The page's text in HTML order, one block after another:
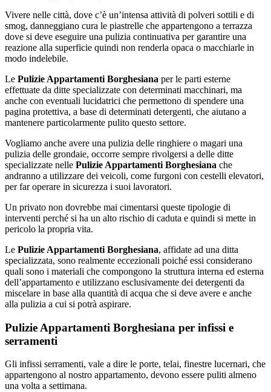
Vivere nelle città, dove c’è un’intensa attività di polveri sottili e di
smog, danneggiano cura le piastrelle che appartengono a terrazza
dove si deve eseguire una pulizia continuativa per garantire una
reazione alla superficie quindi non renderla opaca o macchiarle in
modo indelebile.
Le Pulizie Appartamenti Borghesiana per le parti esterne
effettuate da ditte specializzate con determinati macchinari, ma
anche con eventuali lucidatrici che permettono di spendere una
pagina protettiva, a base di determinati detergenti, che aiutano a
mantenere particolarmente pulito questo settore.
Vogliamo anche avere una pulizia delle ringhiere o magari una
pulizia delle grondaie, occorre sempre rivolgersi a delle ditte
specializzate nelle Pulizie Appartamenti Borghesiana che
andranno a utilizzare dei veicoli, come furgoni con cestelli elevatori,
per far operare in sicurezza i suoi lavoratori.
Un privato non dovrebbe mai cimentarsi queste tipologie di
interventi perché si ha un alto rischio di caduta e quindi si mette in
pericolo la propria vita.
Le Pulizie Appartamenti Borghesiana, affidate ad una ditta
specializzata, sono realmente eccezionali poiché essi considerano
quali sono i materiali che compongono la struttura interna ed esterna
dell’appartamento e utilizzano esclusivamente dei detergenti da
miscelare in base alla quantità di acqua che si deve avere e anche
alla pulizia a cui si potrà aspirare.
Pulizie Appartamenti Borghesiana per infissi e
serramenti
Gli infissi serramenti, vale a dire le porte, telai, finestre lucernari, che
appartengono al nostro appartamento, devono essere puliti almeno
una volta a settimana.